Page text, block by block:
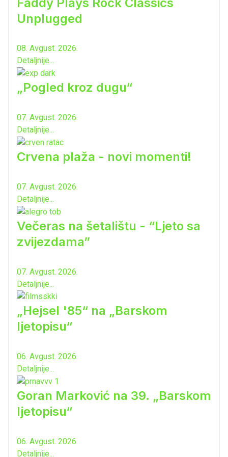
Unplugged
08. Avgust. 2026.
Detaljnije...
„Pogled kroz dugu“
07. Avgust. 2026.
Detaljnije...
Crvena plaža - novi momenti!
07. Avgust. 2026.
Detaljnije...
Večeras na šetalištu - “Ljeto sa
zvijezdama”
07. Avgust. 2026.
Detaljnije...
„Hejsel '85“ na „Barskom
ljetopisu“
06. Avgust. 2026.
Detaljnije...
Goran Marković na 39. „Barskom
ljetopisu“
06. Avgust. 2026.
Detaljnije...